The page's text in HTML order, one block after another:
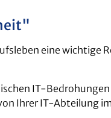
eine wichtige
IT-
Ihrer IT-Abteilung